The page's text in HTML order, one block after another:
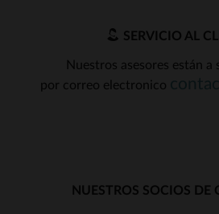
SERVICIO AL
Nuestros asesores están a
por correo electronico
NUESTROS SOCIOS DE